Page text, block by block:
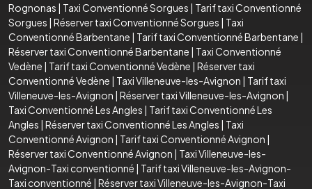
Rognonas | Taxi Conventionné Sorgues | Tarif taxi Conventionné
Sorgues | Réserver taxi Conventionné Sorgues | Taxi
Conventionné Barbentane | Tarif taxi Conventionné Barbentane |
Réserver taxi Conventionné Barbentane | Taxi Conventionné
Vedène | Tarif taxi Conventionné Vedène | Réserver taxi
Conventionné Vedène | Taxi Villeneuve-les-Avignon | Tarif taxi
Villeneuve-les-Avignon | Réserver taxi Villeneuve-les-Avignon |
Taxi Conventionné Les Angles | Tarif taxi Conventionné Les
Angles | Réserver taxi Conventionné Les Angles | Taxi
Conventionné Avignon | Tarif taxi Conventionné Avignon |
Réserver taxi Conventionné Avignon | Taxi Villeneuve-les-
Avignon-Taxi conventionné | Tarif taxi Villeneuve-les-Avignon-
Taxi conventionné | Réserver taxi Villeneuve-les-Avignon-Taxi